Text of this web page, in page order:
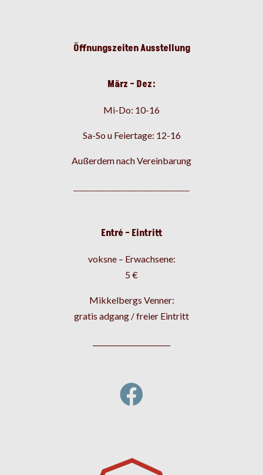
Öffnungszeiten Ausstellung
März – Dez:
Mi-Do: 10-16
Sa-So u Feiertage: 12-16
Außerdem nach Vereinbarung
Entré – Eintritt
voksne – Erwachsene:
5 €
Mikkelbergs Venner:
gratis adgang / freier Eintritt
